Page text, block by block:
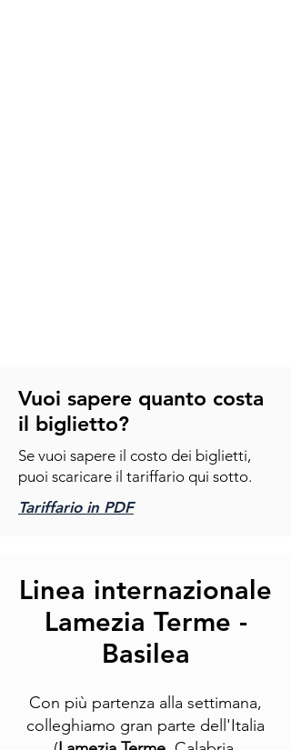
Vuoi sapere quanto costa
il biglietto?
Se vuoi sapere il costo dei biglietti,
puoi scaricare il tariffario qui sotto.
Tariffario in PDF
Linea internazionale
Lamezia Terme -
Basilea
Con più partenza alla settimana,
colleghiamo gran parte dell'Italia